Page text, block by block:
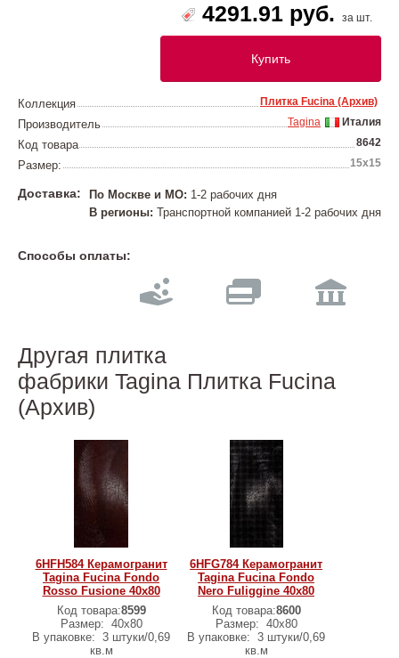
4291.91 руб. за шт.
Купить
Коллекция Плитка Fucina (Архив)
Производитель Италия
Tagina
Код товара 8642
Размер: 15x15
Доставка: По Москве и МО: 1-2 рабочих дня
В регионы: Транспортной компанией 1-2 рабочих дня
Способы оплаты:
Другая плитка
фабрики Tagina Плитка Fucina
(Архив)
6HFH584 Керамогранит
Tagina Fucina Fondo
Rosso Fusione 40x80
Код товара:8599
Размер: 40x80
В упаковке: 3 штуки/0,69
кв.м
6HFG784 Керамогранит
Tagina Fucina Fondo
Nero Fuliggine 40x80
Код товара:8600
Размер: 40x80
В упаковке: 3 штуки/0,69
кв.м